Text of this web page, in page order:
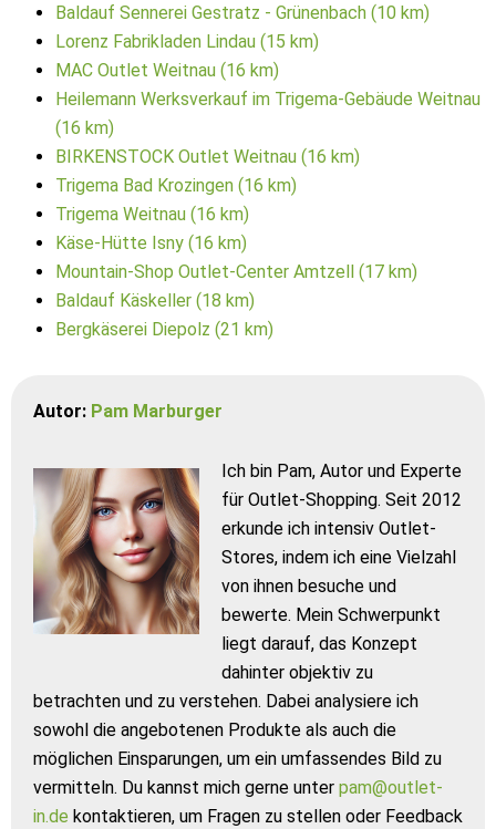
Baldauf Sennerei Gestratz - Grünenbach (10 km)
Lorenz Fabrikladen Lindau (15 km)
MAC Outlet Weitnau (16 km)
Heilemann Werksverkauf im Trigema-Gebäude Weitnau
(16 km)
BIRKENSTOCK Outlet Weitnau (16 km)
Trigema Bad Krozingen (16 km)
Trigema Weitnau (16 km)
Käse-Hütte Isny (16 km)
Mountain-Shop Outlet-Center Amtzell (17 km)
Baldauf Käskeller (18 km)
Bergkäserei Diepolz (21 km)
Autor: Pam Marburger
Ich bin Pam, Autor und Experte
für Outlet-Shopping. Seit 2012
erkunde ich intensiv Outlet-
Stores, indem ich eine Vielzahl
von ihnen besuche und
bewerte. Mein Schwerpunkt
liegt darauf, das Konzept
dahinter objektiv zu
betrachten und zu verstehen. Dabei analysiere ich
sowohl die angebotenen Produkte als auch die
möglichen Einsparungen, um ein umfassendes Bild zu
vermitteln. Du kannst mich gerne unter pam@outlet-
in.de kontaktieren, um Fragen zu stellen oder Feedback